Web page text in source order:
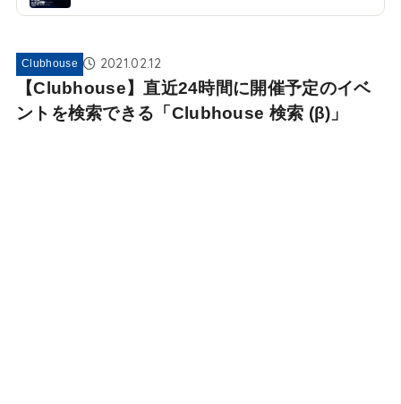
Clubhouse 2021.02.12
【Clubhouse】直近24時間に開催予定のイベ
ントを検索できる「Clubhouse 検索 (β)」